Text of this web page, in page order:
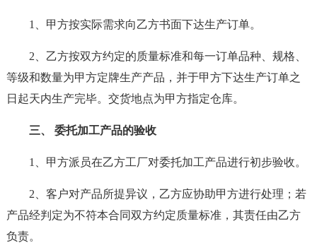
1、甲方按实际需求向乙方书面下达生产订单。
2、乙方按双方约定的质量标准和每一订单品种、规格、
等级和数量为甲方定牌生产产品，并于甲方下达生产订单之
日起天内生产完毕。交货地点为甲方指定仓库。
三、 委托加工产品的验收
1、甲方派员在乙方工厂对委托加工产品进行初步验收。
2、客户对产品所提异议，乙方应协助甲方进行处理；若
产品经判定为不符本合同双方约定质量标准，其责任由乙方
负责。